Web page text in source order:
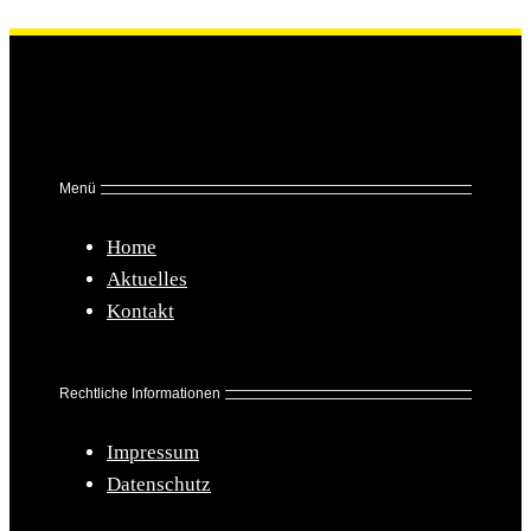
Menü
Home
Aktuelles
Kontakt
Rechtliche Informationen
Impressum
Datenschutz